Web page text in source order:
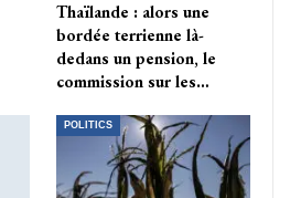
Thaïlande : alors une
bordée terrienne là-
dedans un pension, le
commission sur les…
POLITICS